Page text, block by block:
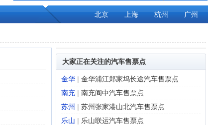
北京 上海 杭州 广州
大家正在关注的汽车售票点
金华 | 金华浦江郑家坞长途汽车售票点
南充 | 南充阆中汽车售票点
苏州 | 苏州张家港山北汽车售票点
乐山 | 乐山联运汽车售票点